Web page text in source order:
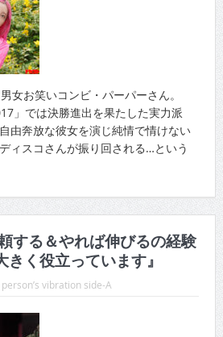
女お笑いコンビ・パーパーさん。
」では決勝進出を果たした実力派
由奔放な彼女を演じ純情で情けない
ィスコさんが振り回される…という
する＆やれば伸びるの経験
く役立っています』
vibration side-A